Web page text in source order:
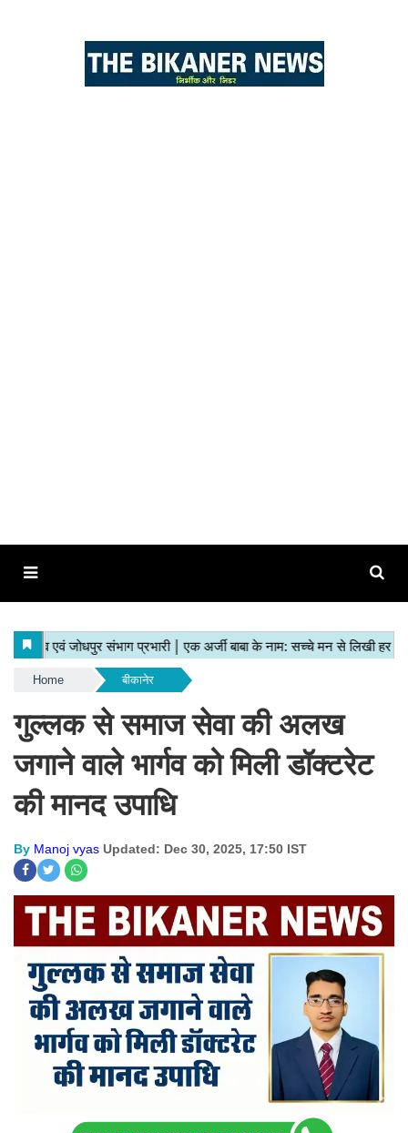
Home बीकानेर
गुल्लक से समाज सेवा की अलख
जगाने वाले भार्गव को मिली डॉक्टरेट
की मानद उपाधि
By Manoj vyas Updated: Dec 30, 2025, 17:50 IST